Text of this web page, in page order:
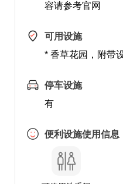
容请参考官网
可用设施
* 香草花园，附带
停车设施
有
便利设施使用信息